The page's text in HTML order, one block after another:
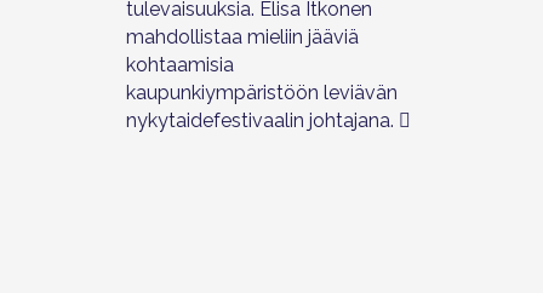
tulevaisuuksia. Elisa Itkonen
mahdollistaa mieliin jääviä
kohtaamisia
kaupunkiympäristöön leviävän
nykytaidefestivaalin johtajana.